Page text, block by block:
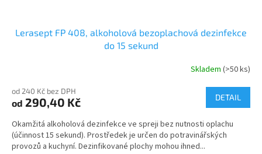
Lerasept FP 408, alkoholová bezoplachová dezinfekce
do 15 sekund
produktu
je
z
5
hvězdiček.
Skladem(>50 ks)
od 240 Kč bez DPH
od 290,40 Kč DETAIL
Okamžitá alkoholová dezinfekce ve spreji bez nutnosti oplachu
(účinnost 15 sekund). Prostředek je určen do potravinářských
provozů a kuchyní. Dezinfikované plochy mohou ihned...